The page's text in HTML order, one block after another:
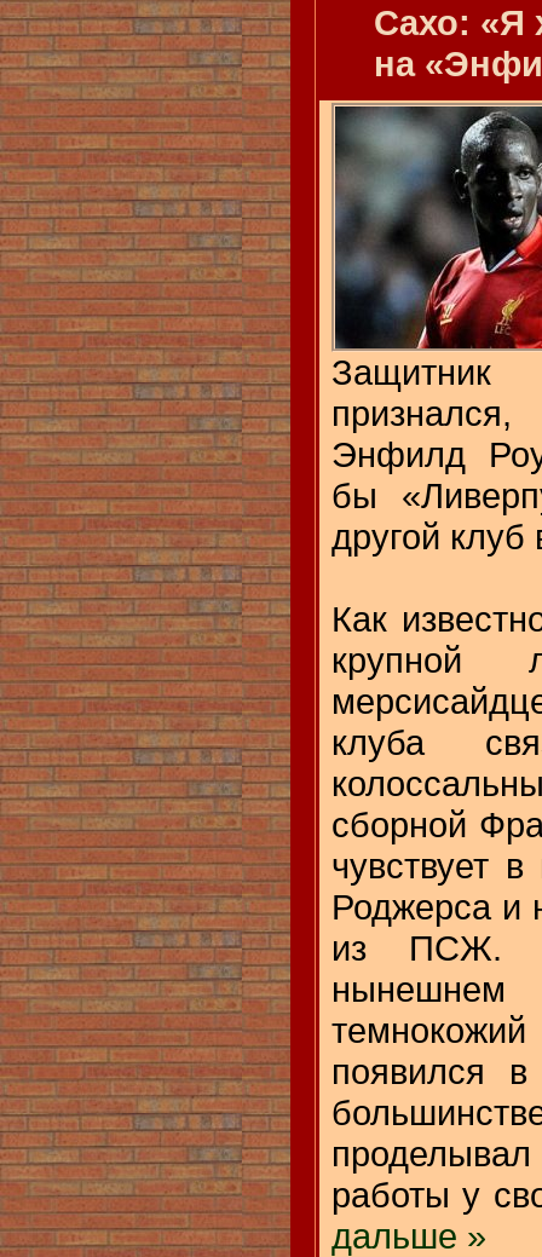
Сахо: «Я
на
Энфилд
бы
другой клуб
Как
крупной
клуба
сборной
чувствует
Роджерса и
из ПСЖ.
появился
работы у
дальше »